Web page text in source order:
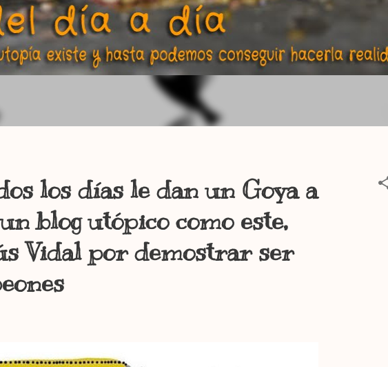
los días le dan un Goya a
blog utópico como este,
Vidal por demostrar ser